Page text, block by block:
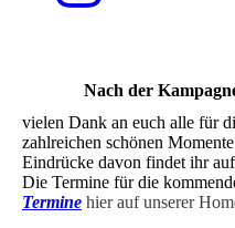
Nach der
vielen Dank an euch alle für
zahlreichen schönen
Eindrücke davon findet ihr
Die Termine für die
Termine hier auf unserer